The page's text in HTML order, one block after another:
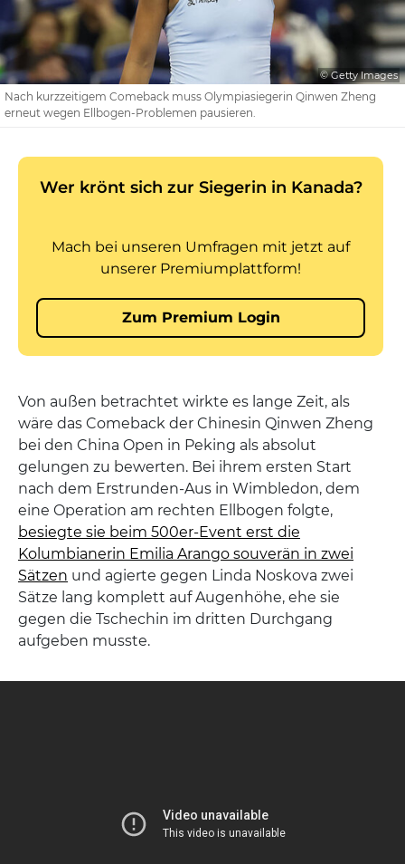
© Getty Images
Nach kurzzeitigem Comeback muss Olympiasiegerin Qinwen Zheng
erneut wegen Ellbogen-Problemen pausieren.
Von außen betrachtet wirkte es lange Zeit, als
wäre das Comeback der Chinesin Qinwen Zheng
bei den China Open in Peking als absolut
gelungen zu bewerten. Bei ihrem ersten Start
nach dem Erstrunden-Aus in Wimbledon, dem
eine Operation am rechten Ellbogen folgte,
besiegte sie beim 500er-Event erst die
Kolumbianerin Emilia Arango souverän in zwei
Sätzen und agierte gegen Linda Noskova zwei
Sätze lang komplett auf Augenhöhe, ehe sie
gegen die Tschechin im dritten Durchgang
aufgeben musste.